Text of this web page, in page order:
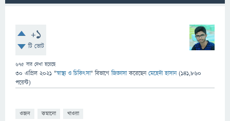
+1
টি ভোট
675 বার দেখা হয়েছে
30 এপ্রিল 2021 "স্বাস্থ্য ও চিকিৎসা" বিভাগে জিজ্ঞাসাকরেছেনমেহেদী হাসান (141,860
পয়েন্ট)
ওজন কমানো খাওয়া